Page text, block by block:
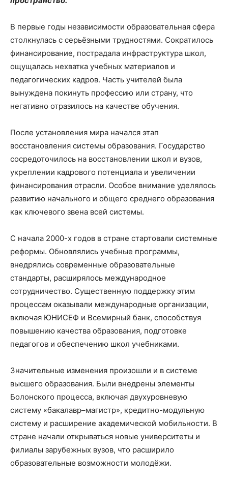
В первые годы независимости образовательная сфера
столкнулась с серьёзными трудностями. Сократилось
финансирование, пострадала инфраструктура школ,
ощущалась нехватка учебных материалов и
педагогических кадров. Часть учителей была
вынуждена покинуть профессию или страну, что
негативно отразилось на качестве обучения.
После установления мира начался этап
восстановления системы образования. Государство
сосредоточилось на восстановлении школ и вузов,
укреплении кадрового потенциала и увеличении
финансирования отрасли. Особое внимание уделялось
развитию начального и общего среднего образования
как ключевого звена всей системы.
С начала 2000-х годов в стране стартовали системные
реформы. Обновлялись учебные программы,
внедрялись современные образовательные
стандарты, расширялось международное
сотрудничество. Существенную поддержку этим
процессам оказывали международные организации,
включая ЮНИСЕФ и Всемирный банк, способствуя
повышению качества образования, подготовке
педагогов и обеспечению школ учебниками.
Значительные изменения произошли и в системе
высшего образования. Были внедрены элементы
Болонского процесса, включая двухуровневую
систему «бакалавр–магистр», кредитно-модульную
систему и расширение академической мобильности. В
стране начали открываться новые университеты и
филиалы зарубежных вузов, что расширило
образовательные возможности молодёжи.